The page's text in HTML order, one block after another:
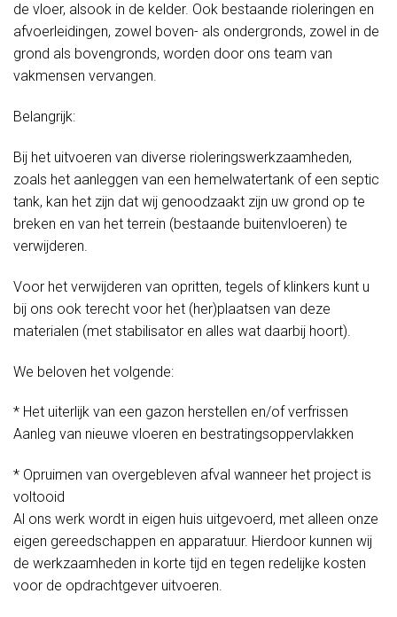
de vloer, alsook in de kelder. Ook bestaande rioleringen en
afvoerleidingen, zowel boven- als ondergronds, zowel in de
grond als bovengronds, worden door ons team van
vakmensen vervangen.
Belangrijk:
Bij het uitvoeren van diverse rioleringswerkzaamheden,
zoals het aanleggen van een hemelwatertank of een septic
tank, kan het zijn dat wij genoodzaakt zijn uw grond op te
breken en van het terrein (bestaande buitenvloeren) te
verwijderen.
Voor het verwijderen van opritten, tegels of klinkers kunt u
bij ons ook terecht voor het (her)plaatsen van deze
materialen (met stabilisator en alles wat daarbij hoort).
We beloven het volgende:
* Het uiterlijk van een gazon herstellen en/of verfrissen
Aanleg van nieuwe vloeren en bestratingsoppervlakken
* Opruimen van overgebleven afval wanneer het project is
voltooid
Al ons werk wordt in eigen huis uitgevoerd, met alleen onze
eigen gereedschappen en apparatuur. Hierdoor kunnen wij
de werkzaamheden in korte tijd en tegen redelijke kosten
voor de opdrachtgever uitvoeren.